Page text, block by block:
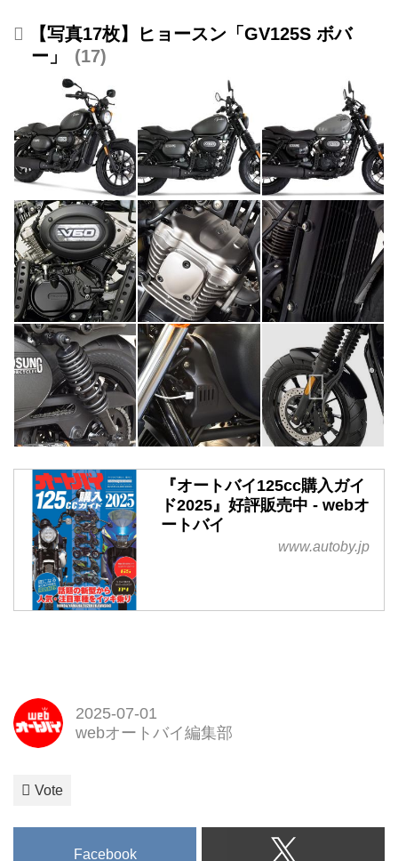
【写真17枚】ヒョースン「GV125S ボバ
ー」
17
『オートバイ125cc購入ガイ
ド2025』好評販売中 - webオ
ートバイ
www.autoby.jp
2025-07-01
webオートバイ編集部
Vote
Facebook